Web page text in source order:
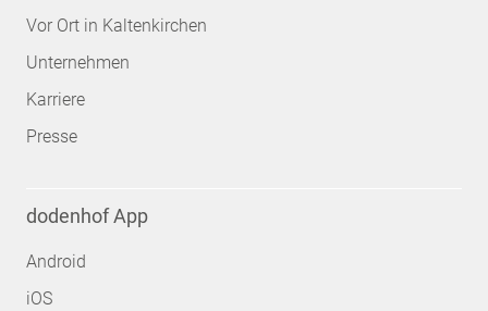
Vor Ort in Kaltenkirchen
Unternehmen
Karriere
Presse
dodenhof App
Android
iOS